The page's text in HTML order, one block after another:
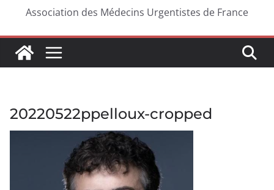
Association des Médecins Urgentistes de France
20220522ppelloux-cropped